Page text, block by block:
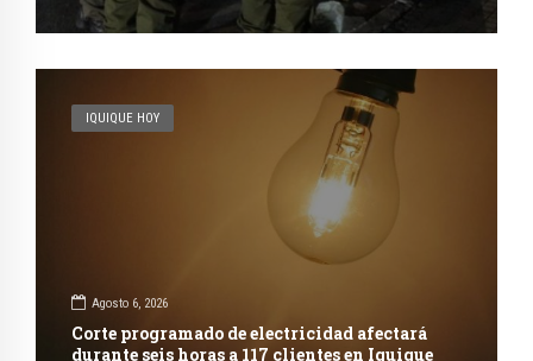
IQUIQUE HOY
Agosto 6, 2026
Corte programado de electricidad afectará
durante seis horas a 117 clientes en Iquique